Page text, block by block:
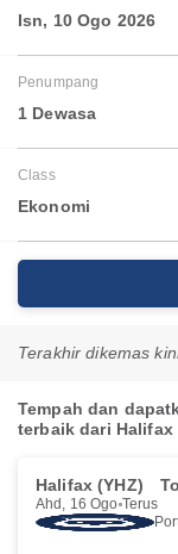
Isn, 10 Ogo 2026
Penumpang
1 Dewasa
Class
Ekonomi
Terakhir dikemas
Tempah dan
terbaik dari Halifax
Halifax (YHZ)
Ahd, 16 Ogo Terus